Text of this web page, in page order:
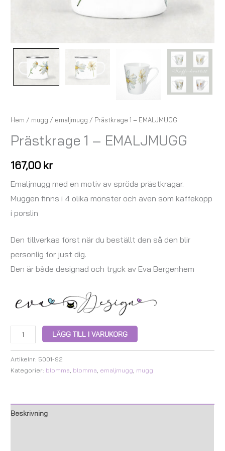
Hem / mugg / emaljmugg / Prästkrage 1 – EMALJMUGG
Prästkrage 1 – EMALJMUGG
167,00 kr
Emaljmugg med en motiv av spröda prästkragar.
Muggen finns i 4 olika mönster och även som kaffekopp
i porslin
Den tillverkas först när du beställt den så den blir
personlig för just dig.
Den är både designad och tryck av Eva Bergenhem
LÄGG TILL I VARUKORG
Artikelnr: 5001-92
Kategorier: blomma blomma emaljmugg mugg
Beskrivning